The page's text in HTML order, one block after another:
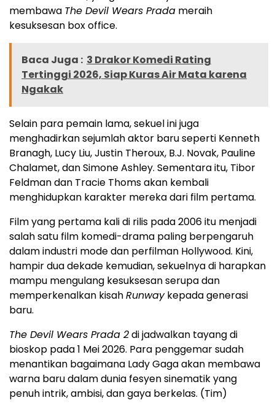
membawa The Devil Wears Prada meraih
kesuksesan box office.
Baca Juga : 3 Drakor Komedi Rating
Tertinggi 2026, Siap Kuras Air Mata karena
Ngakak
Selain para pemain lama, sekuel ini juga
menghadirkan sejumlah aktor baru seperti Kenneth
Branagh, Lucy Liu, Justin Theroux, B.J. Novak, Pauline
Chalamet, dan Simone Ashley. Sementara itu, Tibor
Feldman dan Tracie Thoms akan kembali
menghidupkan karakter mereka dari film pertama.
Film yang pertama kali di rilis pada 2006 itu menjadi
salah satu film komedi-drama paling berpengaruh
dalam industri mode dan perfilman Hollywood. Kini,
hampir dua dekade kemudian, sekuelnya di harapkan
mampu mengulang kesuksesan serupa dan
memperkenalkan kisahRunwaykepada generasi
baru.
The Devil Wears Prada 2di jadwalkan tayang di
bioskop pada 1 Mei 2026. Para penggemar sudah
menantikan bagaimana Lady Gaga akan membawa
warna baru dalam dunia fesyen sinematik yang
penuh intrik, ambisi, dan gaya berkelas. (Tim)